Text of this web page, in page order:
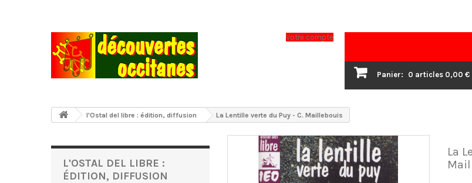
Panier: 0 articles 0,00 €
Votre compte
l'Ostal del libre : édition, diffusion La Lentille verte du Puy - C. Maillebouis
L'OSTAL DEL LIBRE :
ÉDITION, DIFFUSION
La